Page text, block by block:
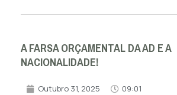
A FARSA ORÇAMENTAL DA AD E A
NACIONALIDADE!
Outubro 31, 2025 09:01